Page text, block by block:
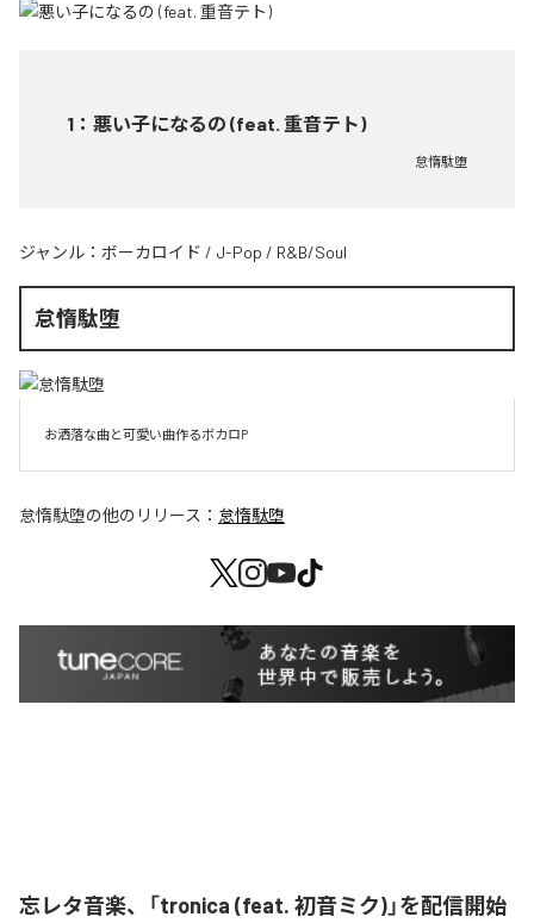
1 ： 悪い子になるの (feat. 重音テト)
怠惰駄堕
ジャンル： ボーカロイド / J-Pop / R&B/Soul
怠惰駄堕
お洒落な曲と可愛い曲作るボカロP
怠惰駄堕の他のリリース： 怠惰駄堕
忘レタ音楽、「tronica (feat. 初音ミク)」を配信開始